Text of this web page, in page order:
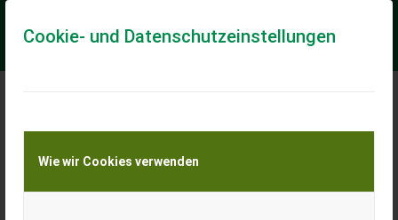
Cookie- und Datenschutzeinstellungen
Wie wir Cookies verwenden
Meine Transportkostenanfrage
Transport von Land- und Baumaschinen –
KEINE Tiertransporte